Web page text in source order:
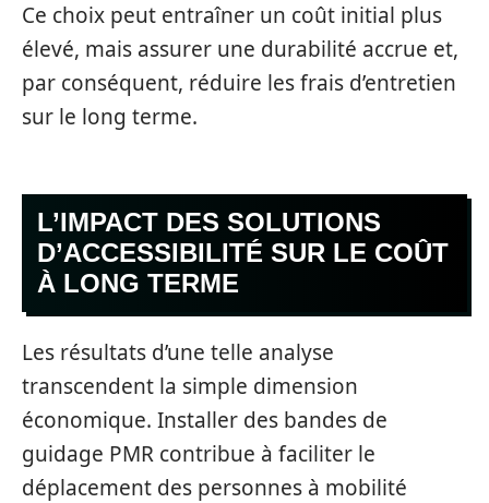
Ce choix peut entraîner un coût initial plus
élevé, mais assurer une durabilité accrue et,
par conséquent, réduire les frais d’entretien
sur le long terme.
L’IMPACT DES SOLUTIONS
D’ACCESSIBILITÉ SUR LE COÛT
À LONG TERME
Les résultats d’une telle analyse
transcendent la simple dimension
économique. Installer des bandes de
guidage PMR contribue à faciliter le
déplacement des personnes à mobilité